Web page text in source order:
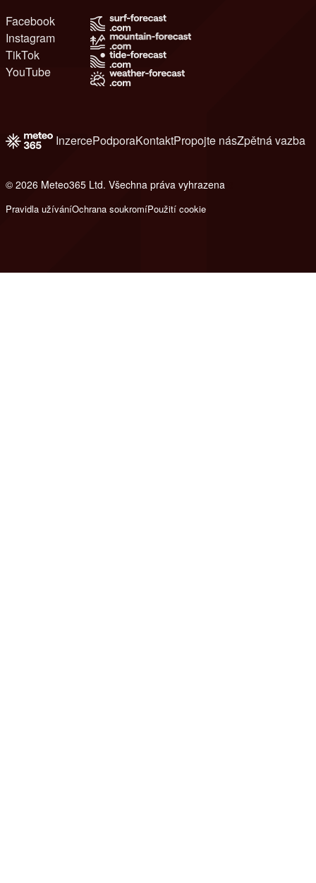
Facebook
Instagram
TikTok
YouTube
InzercePodporaKontaktPropojte násZpětná vazba
© 2026 Meteo365 Ltd. Všechna práva vyhrazena
Pravidla užíváníOchrana soukromíPoužití cookie